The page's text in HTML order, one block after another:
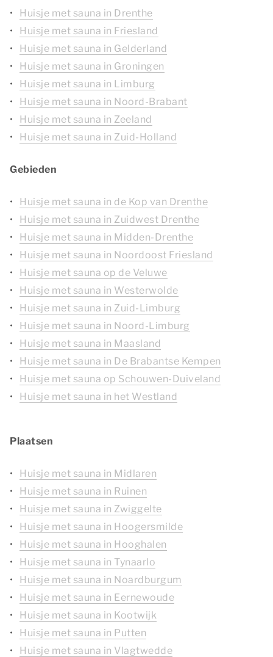
Huisje met sauna in Drenthe
Huisje met sauna in Friesland
Huisje met sauna in Gelderland
Huisje met sauna in Groningen
Huisje met sauna in Limburg
Huisje met sauna in Noord-Brabant
Huisje met sauna in Zeeland
Huisje met sauna in Zuid-Holland
Gebieden
Huisje met sauna in de Kop van Drenthe
Huisje met sauna in Zuidwest Drenthe
Huisje met sauna in Midden-Drenthe
Huisje met sauna in Noordoost Friesland
Huisje met sauna op de Veluwe
Huisje met sauna in Westerwolde
Huisje met sauna in Zuid-Limburg
Huisje met sauna in Noord-Limburg
Huisje met sauna in Maasland
Huisje met sauna in De Brabantse Kempen
Huisje met sauna op Schouwen-Duiveland
Huisje met sauna in het Westland
Plaatsen
Huisje met sauna in Midlaren
Huisje met sauna in Ruinen
Huisje met sauna in Zwiggelte
Huisje met sauna in Hoogersmilde
Huisje met sauna in Hooghalen
Huisje met sauna in Tynaarlo
Huisje met sauna in Noardburgum
Huisje met sauna in Eernewoude
Huisje met sauna in Kootwijk
Huisje met sauna in Putten
Huisje met sauna in Vlagtwedde